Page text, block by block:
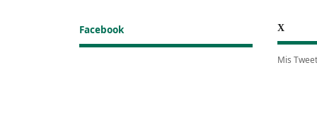
Facebook X
Mis